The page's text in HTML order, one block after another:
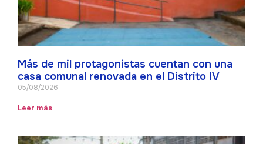
Más de mil protagonistas cuentan con una
casa comunal renovada en el Distrito IV
05/08/2026
Leer más